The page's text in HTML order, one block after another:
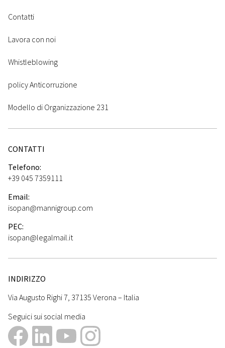
Contatti
Lavora con noi
Whistleblowing
policy Anticorruzione
Modello di Organizzazione 231
CONTATTI
Telefono:
+39 045 7359111
Email:
isopan@mannigroup.com
PEC:
isopan@legalmail.it
INDIRIZZO
Via Augusto Righi 7, 37135 Verona – Italia
Seguici sui social media